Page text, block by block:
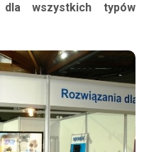
wszystkich typów